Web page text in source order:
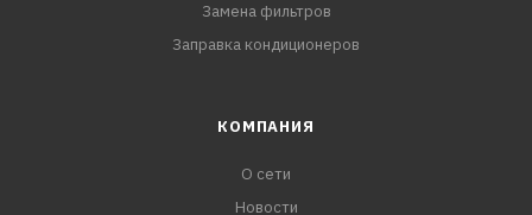
Замена фильтров
Заправка кондиционеров
КОМПАНИЯ
О сети
Новости